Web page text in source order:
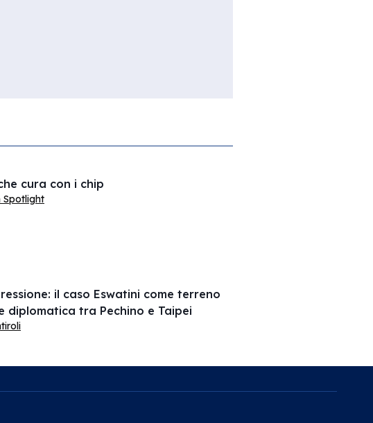
cura con i chip
Spotlight
il caso Eswatini come terreno
diplomatica tra Pechino e Taipei